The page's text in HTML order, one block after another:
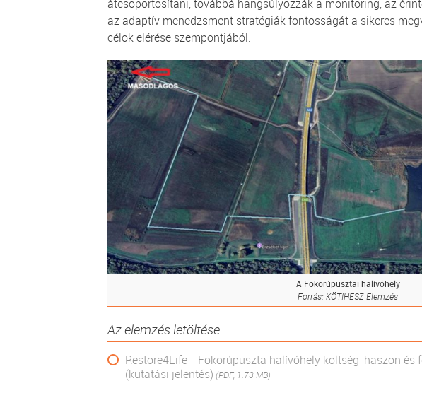
átcsoportosítani, továbbá hangsúlyozzák a monitoring, az
az adaptív menedzsment stratégiák fontosságát a sikeres
célok elérése szempontjából.
A Fokorúpusztai halívóhely
Forrás: KÖTIHESZ Elemzés
Az elemzés letöltése
Restore4Life - Fokorúpuszta halívóhely költség-haszon és
(kutatási jelentés) (PDF, 1.73 MB)